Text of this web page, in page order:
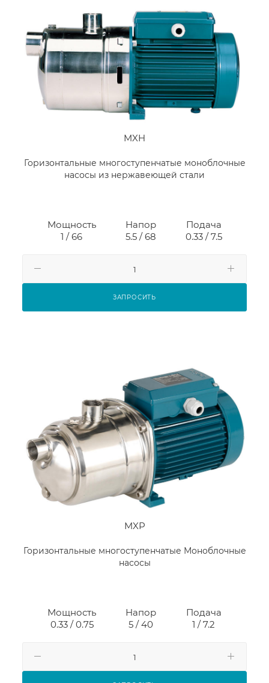
MXH
Горизонтальные многоступенчатые моноблочные
насосы из нержавеющей стали
Мощность
1 / 66
Напор
5.5 / 68
Подача
0.33 / 7.5
ЗАПРОСИТЬ
MXP
Горизонтальные многоступенчатые Моноблочные
насосы
Мощность
0.33 / 0.75
Напор
5 / 40
Подача
1 / 7.2